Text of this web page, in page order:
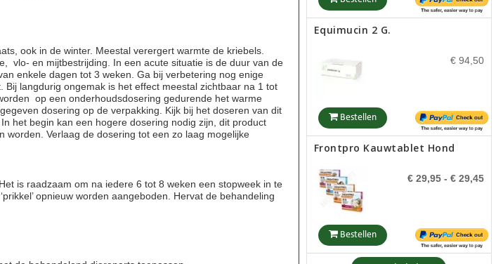
ook in de winter. Meestal verergert warmte de kriebels.
vlo- en mijtbestrijding. In een acute situatie is de duur van de
enkele dagen tot 3 weken. Ga bij verbetering nog enige
langdurig ongemak is het effect meestal zichtbaar na 1 tot
op een onderhoudsdosering gedurende het warme
dosering op de verpakking. Kijk bij het doseren van dit
het begin kan een hogere dosering nodig zijn, dit product
worden. Verlaag de dosering tot een zo laag mogelijke
is raadzaam om na iedere 6 tot 8 weken een stopweek in te
opnieuw worden aangeboden. Hervat de behandeling
Bestellen
Bestellen
Maxani AtopOat Cream
Bestellen
Equimucin 2 G.
Bestellen
Frontpro Kauwtablet Hond
Bestellen
Milpro Smakelijke
Meer bekijken